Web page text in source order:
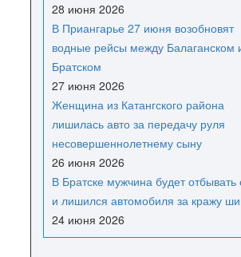
28 июня 2026
В Приангарье 27 июня возобновят
водные рейсы между Балаганском
Братском
27 июня 2026
Женщина из Катангского района
лишилась авто за передачу руля
несовершеннолетнему сыну
26 июня 2026
В Братске мужчина будет отбывать
и лишился автомобиля за кражу
24 июня 2026